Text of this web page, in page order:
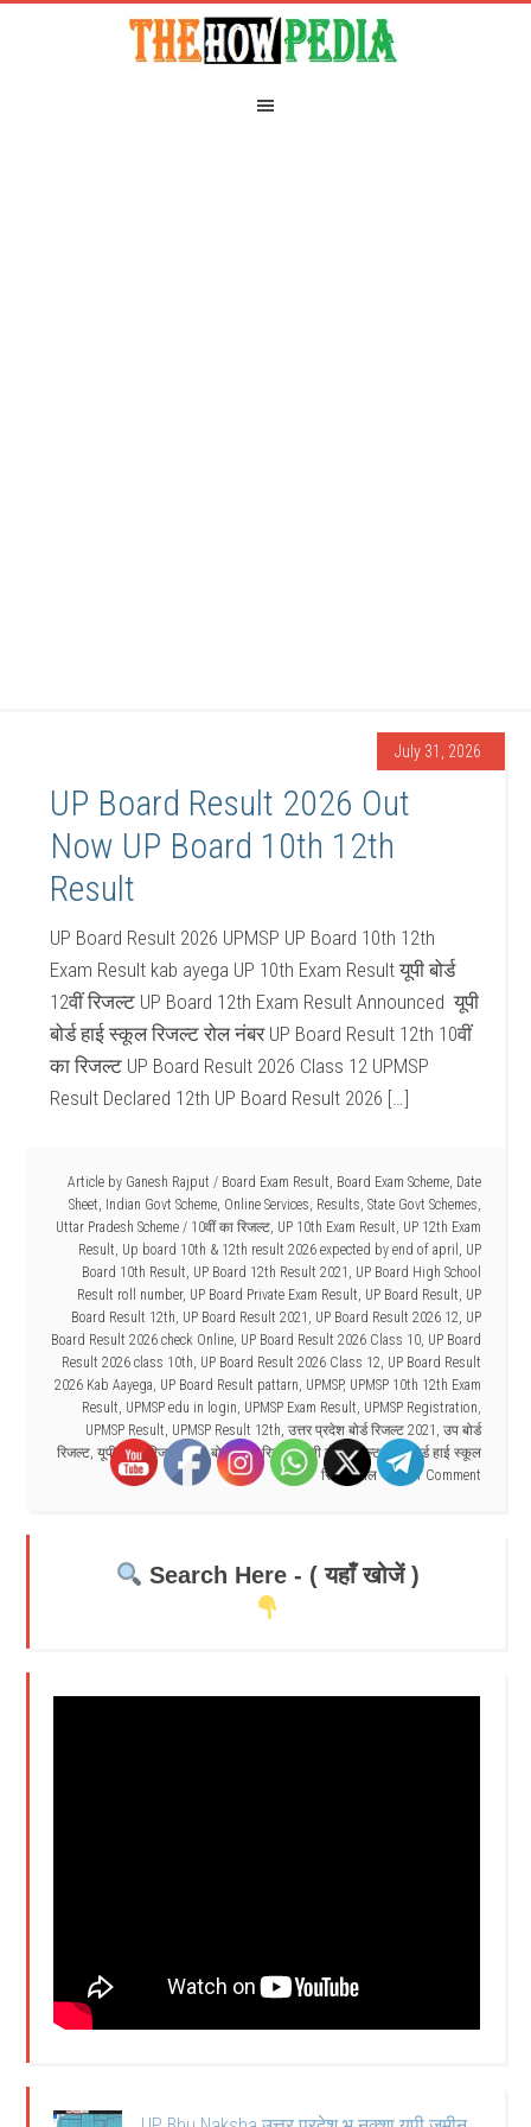
July 31, 2026
UP Board Result 2026 Out
Now UP Board 10th 12th
Result
UP Board Result 2026 UPMSP UP Board 10th 12th
Exam Result kab ayega UP 10th Exam Result यूपी बोर्ड
12वीं रिजल्ट UP Board 12th Exam Result Announced यूपी
बोर्ड हाई स्कूल रिजल्ट रोल नंबर UP Board Result 12th 10वीं
का रिजल्ट UP Board Result 2026 Class 12 UPMSP
Result Declared 12th UP Board Result 2026 […]
Article by Ganesh Rajput / Board Exam Result, Board Exam Scheme, Date
Sheet, Indian Govt Scheme, Online Services, Results, State Govt Schemes,
Uttar Pradesh Scheme / 10वीं का रिजल्ट, UP 10th Exam Result, UP 12th Exam
Result, Up board 10th & 12th result 2026 expected by end of april , UP
Board 10th Result, UP Board 12th Result 2021 , UP Board High School
Result roll number, UP Board Private Exam Result, UP Board Result, UP
Board Result 12th, UP Board Result 2021 , UP Board Result 2026 12, UP
Board Result 2026 check Online, UP Board Result 2026 Class 10, UP Board
Result 2026 class 10th, UP Board Result 2026 Class 12, UP Board Result
2026 Kab Aayega, UP Board Result pattarn, UPMSP, UPMSP 10th 12th Exam
Result, UPMSP edu in login, UPMSP Exam Result, UPMSP Registration,
UPMSP Result, UPMSP Result 12th, उत्तर प्रदेश बोर्ड रिजल्ट 2021 , उप बोर्ड
रिजल्ट, यूपी 12वी रिजल्ट ,यूपी बोर्ड 10वी रिजल्ट,यूपी बोर्ड रिजल्ट, यूपी बोर्ड हाई स्कूल
रिजल्ट रोल नंबर
1 Comment
Search Here - ( यहाँ खोजें )